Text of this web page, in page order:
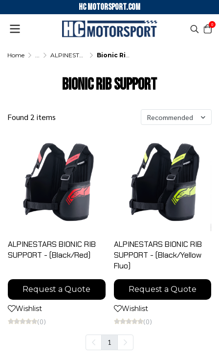
HC motorsport.COM
0
Home ... ALPINESTARS KARTING PROTECTOR Bionic Rib Support
Bionic Rib Support
Found 2 items Recommended
ALPINESTARS BIONIC RIB
SUPPORT - (Black/Red)
Request a Quote
Wishlist
(0)
ALPINESTARS BIONIC RIB
SUPPORT - (Black/Yellow
Fluo)
Request a Quote
Wishlist
(0)
1